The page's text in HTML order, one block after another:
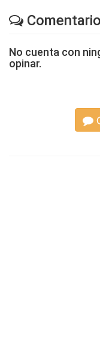
No cuenta con
opinar.